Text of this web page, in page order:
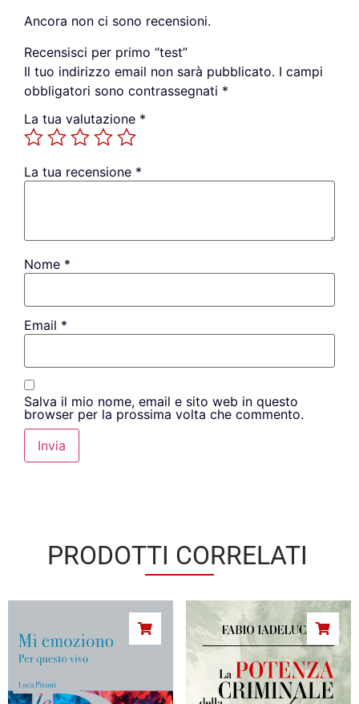
Ancora non ci sono recensioni.
Recensisci per primo “test”
Il tuo indirizzo email non sarà pubblicato. I campi
obbligatori sono contrassegnati *
La tua valutazione *
La tua recensione *
Nome *
Email *
Salva il mio nome, email e sito web in questo
browser per la prossima volta che commento.
PRODOTTI CORRELATI